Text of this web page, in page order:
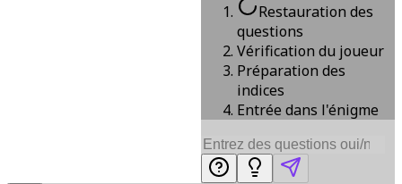
Restauration des
questions
Vérification du joueur
Préparation des
indices
Entrée dans l'énigme